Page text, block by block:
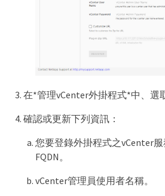
在*管理vCenter外掛程式*中、選
確認或更新下列資訊：
您要登錄外掛程式之vCenter
FQDN。
vCenter管理員使用者名稱。